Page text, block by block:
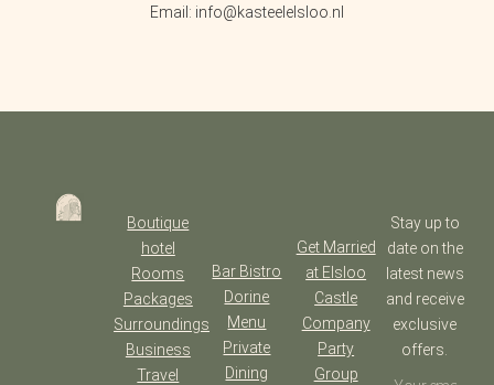
Email: info@kasteelelsloo.nl
Boutique
hotel
Rooms
Packages
Surroundings
Business
Travel
Bar Bistro
Dorine
Menu
Private
Dining
Get Married
at Elsloo
Castle
Company
Party
Group
Stay up to
date on the
latest news
and receive
exclusive
offers.